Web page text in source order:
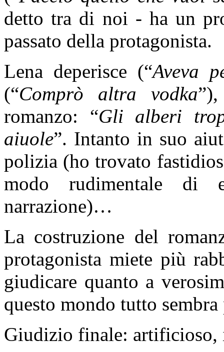
detto tra di noi - ha un
passato della protagonista.
Lena deperisce (“Aveva
(“Comprò altra vodka
romanzo: “Gli alberi
aiuole”. Intanto in suo
polizia (ho trovato
modo rudimentale di
narrazione)…
La costruzione del
protagonista miete più
giudicare quanto a
questo mondo tutto
Giudizio finale: artificioso,